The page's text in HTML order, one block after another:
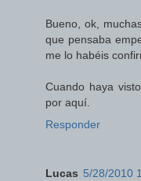
Bueno, ok,
que pensaba
me lo habéis
Cuando haya
por aquí.
Responder
Lucas 5/28/2010